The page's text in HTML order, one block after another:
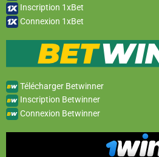
Inscription 1xBet
Connexion 1xBet
Télécharger Betwinner
Inscription Betwinner
Connexion Betwinner